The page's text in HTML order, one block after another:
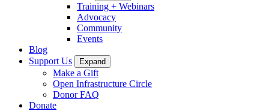
Training + Webinars
Advocacy
Community
Events
Blog
Support Us
Expand
Make a Gift
Open Infrastructure Circle
Donor FAQ
Donate